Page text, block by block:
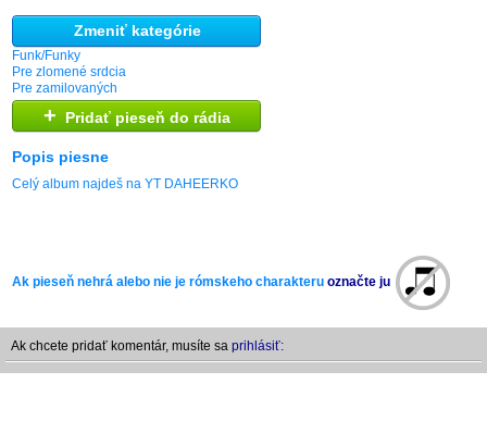
Zmeniť kategórie
Funk/Funky
Pre zlomené srdcia
Pre zamilovaných
+ Pridať pieseň do rádia
Popis piesne
Celý album najdeš na YT DAHEERKO
Ak pieseň nehrá alebo nie je rómskeho charakteru označte ju
Ak chcete pridať komentár, musíte sa prihlásiť: